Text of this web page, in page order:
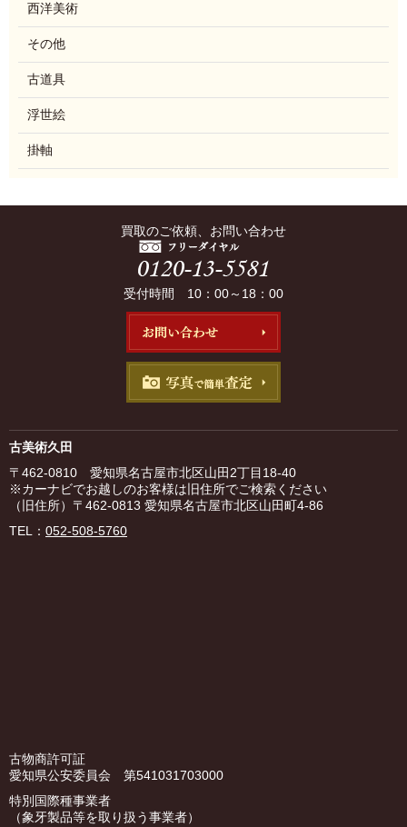
西洋美術
その他
古道具
浮世絵
掛軸
買取のご依頼、お問い合わせ
受付時間 10：00～18：00
古美術久田
〒462-0810 愛知県名古屋市北区山田2丁目18-40
※カーナビでお越しのお客様は旧住所でご検索ください
（旧住所）〒462-0813 愛知県名古屋市北区山田町4-86
TEL： 052-508-5760
古物商許可証
愛知県公安委員会 第541031703000
特別国際種事業者
（象牙製品等を取り扱う事業者）